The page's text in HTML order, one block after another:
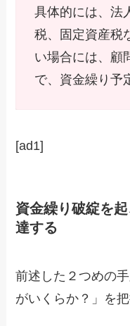
具体的には、法
税、固定資産税
い場合には、顧
で、資金繰り予
[ad1]
資金繰り破綻を
達する
前述した２つめの
がいくらか？」を